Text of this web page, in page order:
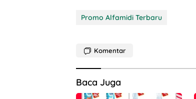
Promo Alfamidi Terbaru
Komentar
Baca Juga